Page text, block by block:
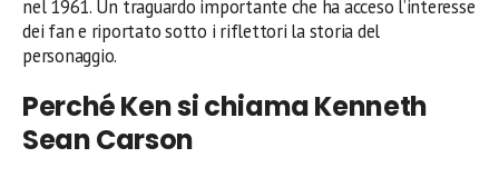
nel 1961. Un traguardo importante che ha acceso l’interesse
dei fan e riportato sotto i riflettori la storia del
personaggio.
Perché Ken si chiama Kenneth
Sean Carson